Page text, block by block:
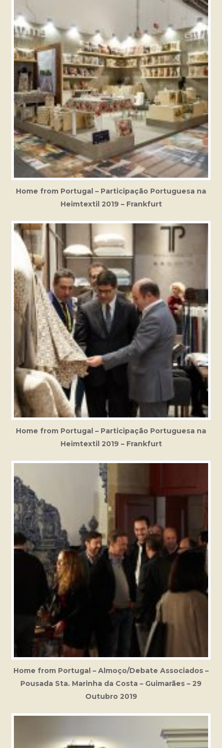
Home from Portugal – Participação Portuguesa na
Heimtextil 2019 – Frankfurt
Home from Portugal – Participação Portuguesa na
Heimtextil 2019 – Frankfurt
Home from Portugal – Almoço/Debate Associados –
Pousada Sta. Marinha da Costa – Guimarães – 29
Outubro 2019